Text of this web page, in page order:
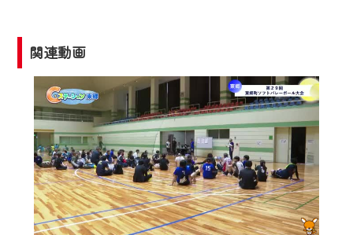
関連動画
2024年9月24日からはご加入者様へのサー
ビス向上のため、
『CCNet Web TV』を利用いただくには、
一部コンテンツを除き、
CCNetサービスへの加入と『CCNetマイ
ページ※』へのログインが必要となりま
す。
何卒、ご理解ご了承の程よろしくお願い
いたします。